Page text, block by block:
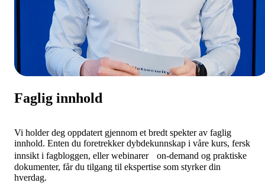
Faglig innhold
Vi holder deg oppdatert gjennom et bredt spekter av faglig
innhold. Enten du foretrekker dybdekunnskap i våre kurs, fersk
innsikt i fagbloggen, eller webinarer on-demand og praktiske
dokumenter, får du tilgang til ekspertise som styrker din
hverdag.